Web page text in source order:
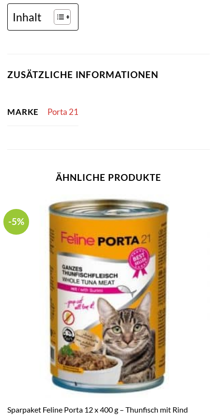
Inhalt
ZUSÄTZLICHE INFORMATIONEN
MARKE Porta 21
ÄHNLICHE PRODUKTE
-5%
Sparpaket Feline Porta 12 x 400 g – Thunfisch mit Rind